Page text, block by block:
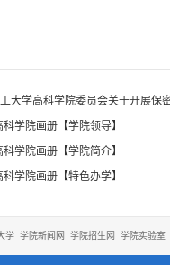
工大学高科学院委员会关于开展保
学院画册【学院领导】
学院画册【学院简介】
学院画册【特色办学】
学 学院新闻网 学院招生网 学院实验室